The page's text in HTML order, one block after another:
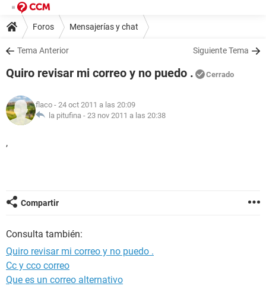
Foros Mensajerías y chat
Tema Anterior Siguiente Tema
Quiro revisar mi correo y no puedo . Cerrado
flaco - 24 oct 2011 a las 20:09
la pitufina - 23 nov 2011 a las 20:38
,
Compartir
Consulta también:
Quiro revisar mi correo y no puedo .
Cc y cco correo
Que es un correo alternativo